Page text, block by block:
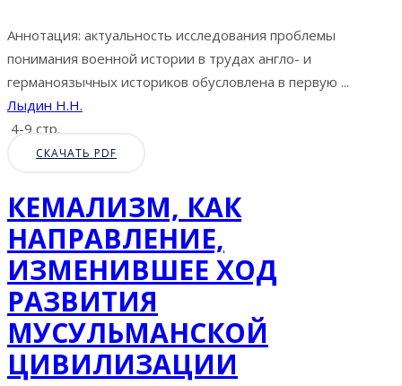
Аннотация: актуальность исследования проблемы
понимания военной истории в трудах англо- и
германоязычных историков обусловлена в первую ...
Лыдин Н.Н.
4-9 стр.
СКАЧАТЬ PDF
КЕМАЛИЗМ, КАК
НАПРАВЛЕНИЕ,
ИЗМЕНИВШЕЕ ХОД
РАЗВИТИЯ
МУСУЛЬМАНСКОЙ
ЦИВИЛИЗАЦИИ